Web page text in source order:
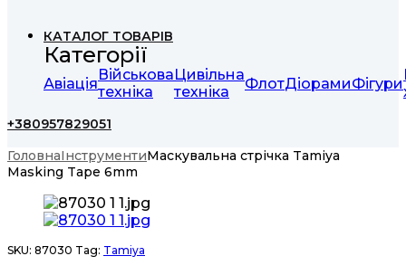
КАТАЛОГ ТОВАРІВ
Категорії
Авіація Військова
техніка
Цивільна
техніка
ФлотДіорамиФігури
+380957829051
ГоловнаІнструментиМаскувальна стрічка Tamiya
Masking Tape 6mm
SKU: 87030 Tag: Tamiya